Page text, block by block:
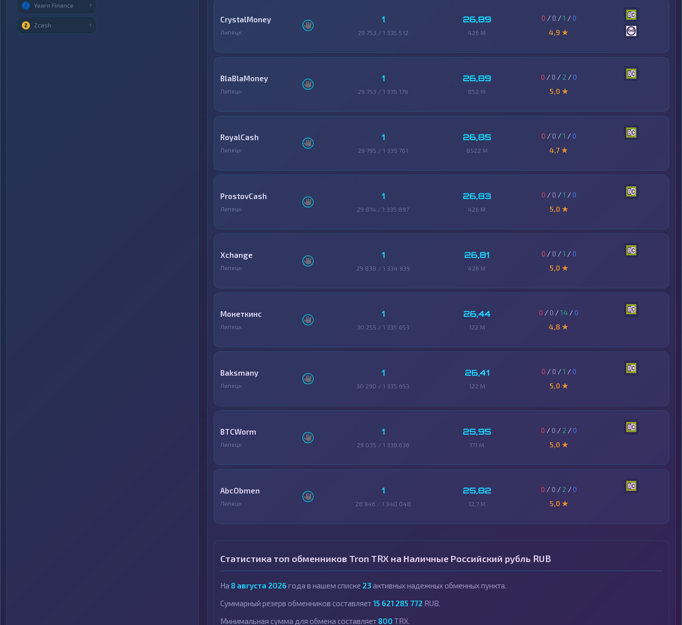
CrystalMoney
Липецк
1
29 753 / 1 335 512
26,89
426 M
0 / 0 /1 /0
4,9 ★
BlaBlaMoney
Липецк
1
29 753 / 1 335 179
26,89
852 M
0 / 0 / 2 /0
5,0 ★
RoyalCash
Липецк
1
29 795 / 1 335 761
26,85
8522 M
0 / 0 /1 /0
4,7 ★
ProstovCash
Липецк
1
29 814 / 1 335 897
26,83
426 M
0 / 0 /1 /0
5,0 ★
Xchange
Липецк
1
29 838 / 1 334 939
26,81
426 M
0 / 0 /1 /0
5,0 ★
Монеткинс
Липецк
1
30 255 / 1 335 653
26,44
122 M
0 / 0 /14 /0
4,8 ★
Baksmany
Липецк
1
30 290 / 1 335 653
26,41
122 M
0 / 0 /1 /0
5,0 ★
BTCWorm
Липецк
1
29 035 / 1 339 636
25,95
171 M
0 / 0 / 2 /0
5,0 ★
AbcObmen
Липецк
1
28 946 / 1 340 048
25,82
12,7 M
0 / 0 / 2 /0
5,0 ★
Статистика топ обменников Tron TRX на Наличные Российский рубль RUB
На 8 августа 2026 года в нашем списке 23 активных надежных обменных пункта.
Суммарный резерв обменников составляет15 621 285 772 RUB.
Минимальная сумма для обмена составляет 800 TRX.
Yearn Finance 1
Zcash 1